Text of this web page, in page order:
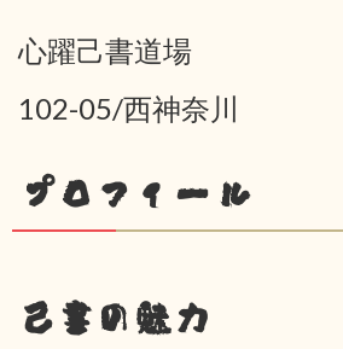
心躍己書道場
102-05/西神奈川
プロフィール
己書の魅力